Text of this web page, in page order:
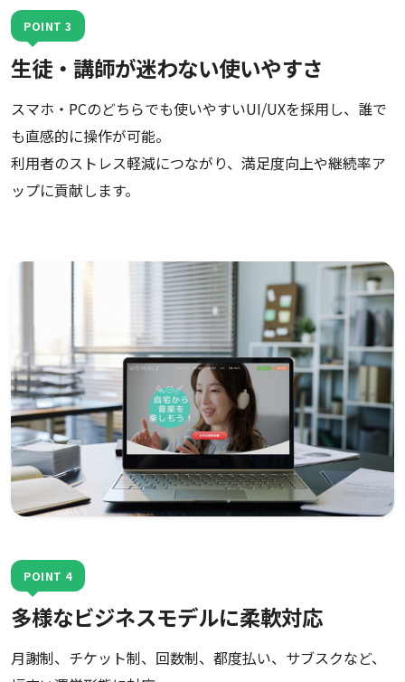
POINT 3
生徒・講師が迷わない使いやすさ
スマホ・PCのどちらでも使いやすいUI/UXを採用し、誰で
も直感的に操作が可能。
利用者のストレス軽減につながり、満足度向上や継続率ア
ップに貢献します。
POINT 4
多様なビジネスモデルに柔軟対応
月謝制、チケット制、回数制、都度払い、サブスクなど、